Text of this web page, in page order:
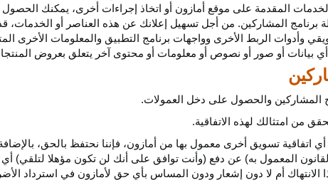
المقدمة على موقع أمازون أو اتخاذ إجراءات أخرى، يمكنك
المشاركين. من أجل تسهيل إعلانك عن هذه العناصر أو
الخدمات،
وأدوات الربط الأخرى وواجهات برنامج التطبيق والمعلومات الأخرى
بيانات أو صور أو نصوص أو معلومات أو محتوى آخر يتعلق بعروض
المشاركين والحصول على دخل العمولات.
من امتثالك لهذه الاتفاقية.
اتفاقية تسويق أخرى معمول بها من أمازون، فإننا نحتفظ بالحق،
المعمول به) عن دفع (وأنت توافق على أنك لن تكون مؤهلا لتلقي)
أم لا دون إشعار ودون المساس بأي حق لأمازون في استرداد